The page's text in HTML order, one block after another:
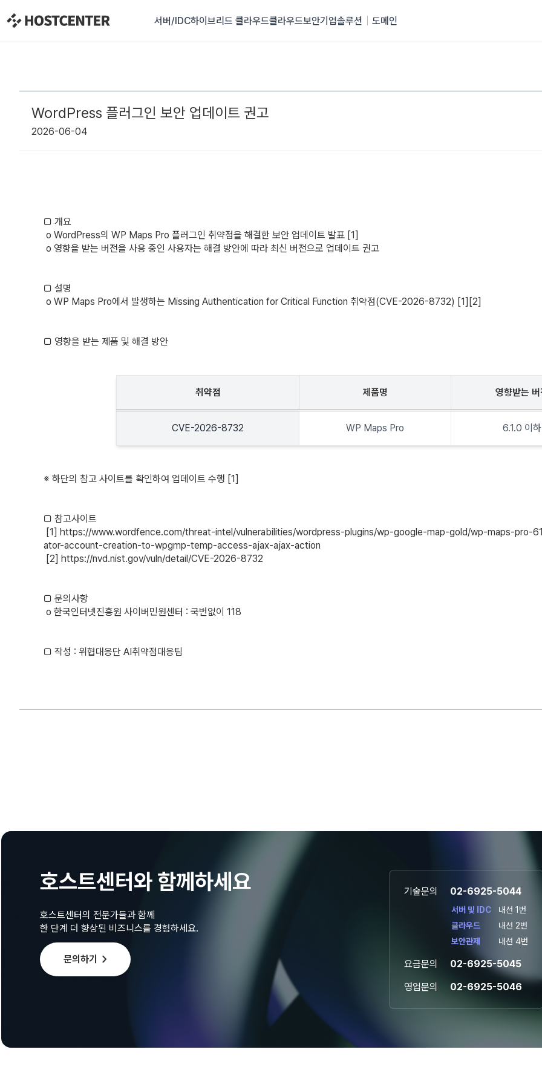
서버/IDC하이브리드 클라우드클라우드보안기업솔루션 도메인
WordPress 플러그인 보안 업데이트 권고
2026-06-04
□ 개요
o WordPress의 WP Maps Pro 플러그인 취약점을 해결한 보안 업데이트 발표 [1]
o 영향을 받는 버전을 사용 중인 사용자는 해결 방안에 따라 최신 버전으로 업데이트 권고
□ 설명
o WP Maps Pro에서 발생하는 Missing Authentication for Critical Function 취약점(CVE-2026-8732) [1][2]
□ 영향을 받는 제품 및 해결 방안
취약점 제품명 영향받는 버
CVE-2026-8732 WP Maps Pro 6.1.0 이하
※ 하단의 참고 사이트를 확인하여 업데이트 수행 [1]
□ 참고사이트
[1] https://www.wordfence.com/threat-intel/vulnerabilities/wordpress-plugins/wp-google-map-gold/wp-maps-pro-
ator-account-creation-to-wpgmp-temp-access-ajax-ajax-action
[2] https://nvd.nist.gov/vuln/detail/CVE-2026-8732
□ 문의사항
o 한국인터넷진흥원 사이버민원센터 : 국번없이 118
□ 작성 : 위협대응단 AI취약점대응팀
호스트센터와 함께하세요
호스트센터의 전문가들과 함께
한 단계 더 향상된 비즈니스를 경험하세요.
문의하기 chevron_right
기술문의 02-6925-5044
서버 및 IDC
내선 1번
클라우드
내선 2번
보안관제
내선 4번
요금문의
02-6925-5045
영업문의
02-6925-5046